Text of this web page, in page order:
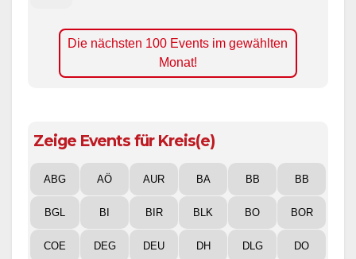
Die nächsten 100 Events im gewählten
Monat!
Zeige Events für Kreis(e)
ABG AÖ AUR BA BB BB
BGL BI BIR BLK BO BOR
COE DEG DEU DH DLG DO